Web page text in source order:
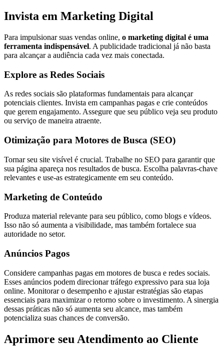
Invista em Marketing Digital
Para impulsionar suas vendas online, o marketing digital é uma
ferramenta indispensável. A publicidade tradicional já não basta
para alcançar a audiência cada vez mais conectada.
Explore as Redes Sociais
As redes sociais são plataformas fundamentais para alcançar
potenciais clientes. Invista em campanhas pagas e crie conteúdos
que gerem engajamento. Assegure que seu público veja seu produto
ou serviço de maneira atraente.
Otimização para Motores de Busca (SEO)
Tornar seu site visível é crucial. Trabalhe no SEO para garantir que
sua página apareça nos resultados de busca. Escolha palavras-chave
relevantes e use-as estrategicamente em seu conteúdo.
Marketing de Conteúdo
Produza material relevante para seu público, como blogs e vídeos.
Isso não só aumenta a visibilidade, mas também fortalece sua
autoridade no setor.
Anúncios Pagos
Considere campanhas pagas em motores de busca e redes sociais.
Esses anúncios podem direcionar tráfego expressivo para sua loja
online. Monitorar o desempenho e ajustar estratégias são etapas
essenciais para maximizar o retorno sobre o investimento. A sinergia
dessas práticas não só aumenta seu alcance, mas também
potencializa suas chances de conversão.
Aprimore seu Atendimento ao Cliente